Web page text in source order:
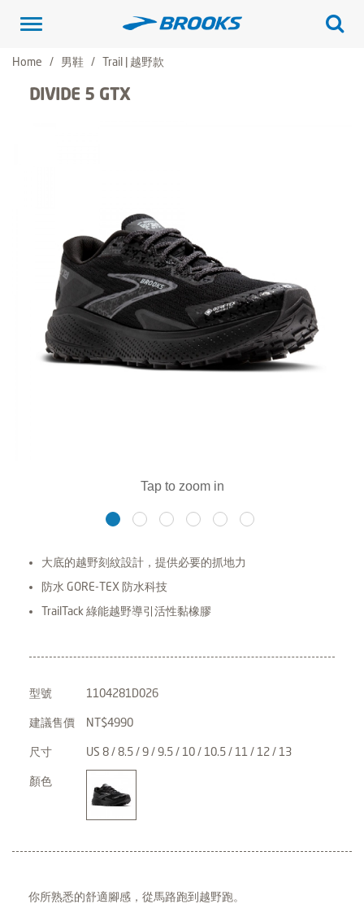
Toggle
Home
男鞋 Trail | 越野款
DIVIDE 5 GTX
大底的越野刻紋設計，提供必要的抓地力
防水 GORE-TEX 防水科技
TrailTack 綠能越野導引活性黏橡膠
型號 1104281D026
建議售價 NT$4990
尺寸 US 8 / 8.5 / 9 / 9.5 / 10 / 10.5 / 11 / 12 / 13
顏色
你所熟悉的舒適腳感，從馬路跑到越野跑。